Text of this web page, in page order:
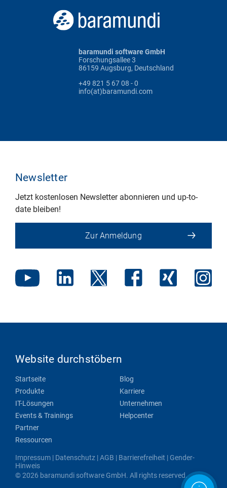
baramundi software GmbH
Forschungsallee 3
86159 Augsburg, Deutschland
+49 821 5 67 08 - 0
info(at)baramundi.com
Newsletter
Jetzt kostenlosen Newsletter abonnieren und up-to-
date bleiben!
Zur Anmeldung
Website durchstöbern
Startseite
Produkte
IT-Lösungen
Events & Trainings
Partner
Ressourcen
Blog
Karriere
Unternehmen
Helpcenter
Impressum | Datenschutz |AGB | Barrierefreiheit | Gender-
Hinweis
© 2026 baramundi software GmbH. All rights reserved.